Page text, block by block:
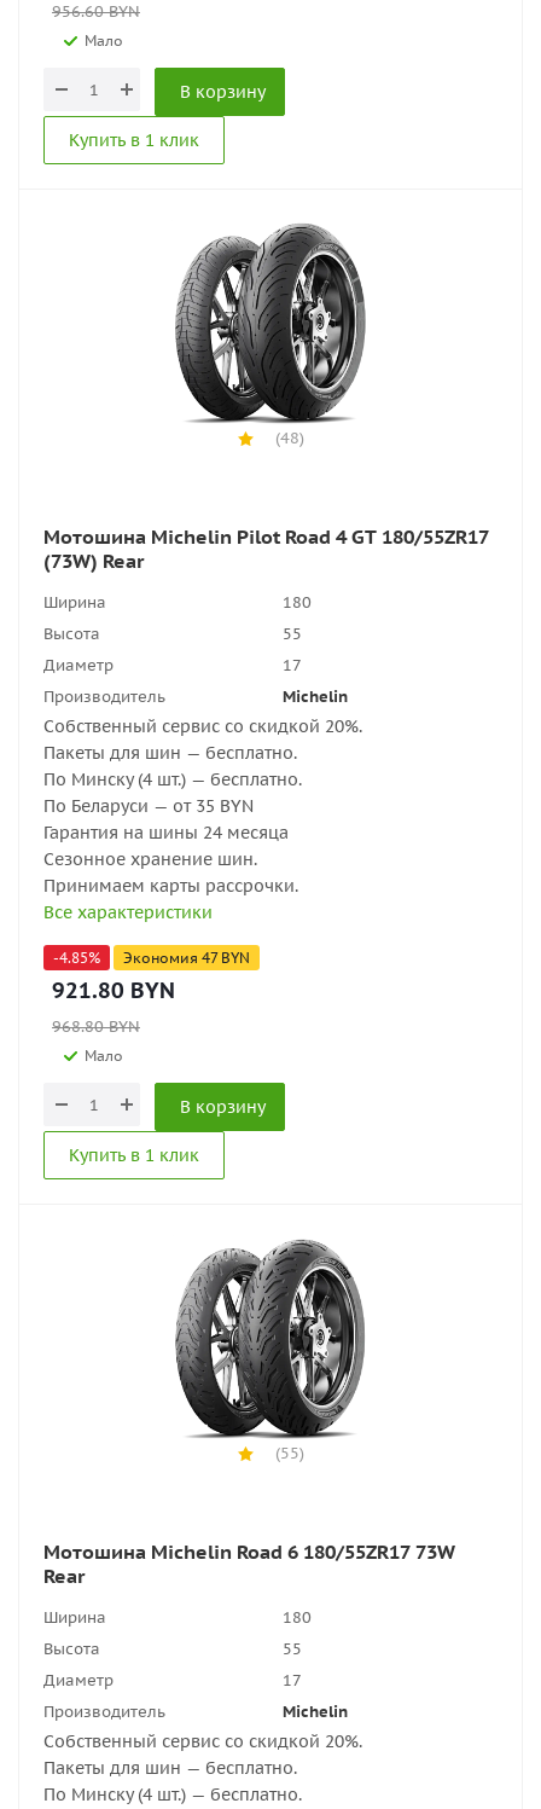
956.60BYN
Мало
В корзину
Купить в 1 клик
(48)
Мотошина Michelin Pilot Road 4 GT 180/55ZR17
(73W) Rear
Ширина
180
Высота
55
Диаметр
17
Производитель
Michelin
Собственный сервис со скидкой 20%.
Пакеты для шин — бесплатно.
По Минску (4 шт.) — бесплатно.
По Беларуси — от 35 BYN
Гарантия на шины 24 месяца
Сезонное хранение шин.
Принимаем карты рассрочки.
Все характеристики
-4.85% Экономия 47BYN
921.80 BYN
968.80BYN
Мало
В корзину
Купить в 1 клик
(55)
Мотошина Michelin Road 6 180/55ZR17 73W
Rear
Ширина
180
Высота
55
Диаметр
17
Производитель
Michelin
Собственный сервис со скидкой 20%.
Пакеты для шин — бесплатно.
По Минску (4 шт.) — бесплатно.